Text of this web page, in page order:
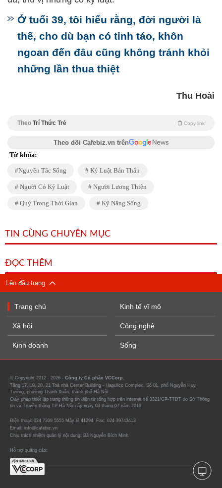
Ở tuổi 39, tôi hiểu rằng, đời người là
thế, cho dù bạn có tỉnh táo, khôn
ngoan đến đâu cũng không tránh khỏi
những lần thua thiệt
Thu Hoài
Theo Trí Thức Trẻ Copy link
Theo dõi Cafebiz.vn trên
Từ khóa:
Nguyên Tắc Sống Kỷ Luật Bản Thân
Người Có Kỷ Luật Người Lương Thiện
Quý Trọng Thời Gian Kỹ Năng Sống
TIN CÙNG CHUYÊN MỤC
ĐỌC THÊM
Lên đầu trang
Trang chủ
Xã hội
Kinh doanh
Kinh tế vĩ mô
Công nghệ
Sống
© Copyright 2012 - 2026 - Công ty Cổ phần VCCorp.
Tầng 17, 19, 20, 21 Toà nhà Center Building - Hapulico Complex, Số 01, phố Nguyễn Huy
Tưởng, phường Thanh Xuân, thành phố Hà Nội
Giấy phép thiết lập trang thông tin điện tử tổng hợp trên internet số 3321/GP-TTĐT do Sở Thông
tin và Truyền thông TP Hà Nội cấp ngày 03 tháng 07 năm 2019.
Điện thoại: 024 7309 5555 Máy lẻ 41294. Fax: 024-39743413
Email: info@cafebiz.vn
Chịu trách nhiệm quản lý nội dung: Bà Nguyễn Bích Minh
Hỗ trợ quảng cáo: